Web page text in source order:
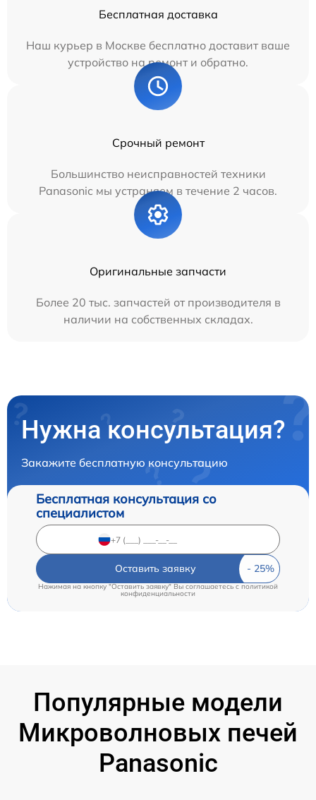
Бесплатная доставка
Наш курьер в Москве бесплатно доставит ваше
устройство на ремонт и обратно.
Срочный ремонт
Большинство неисправностей техники
Panasonic мы устраняем в течение 2 часов.
Оригинальные запчасти
Более 20 тыс. запчастей от производителя в
наличии на собственных складах.
Нужна консультация?
Закажите бесплатную консультацию
Бесплатная консультация со
специалистом
Оставить заявку
Нажимая на кнопку "Оставить заявку" Вы соглашаетесь cполитикой
конфиденциальности
Популярные модели
Микроволновых печей
Panasonic